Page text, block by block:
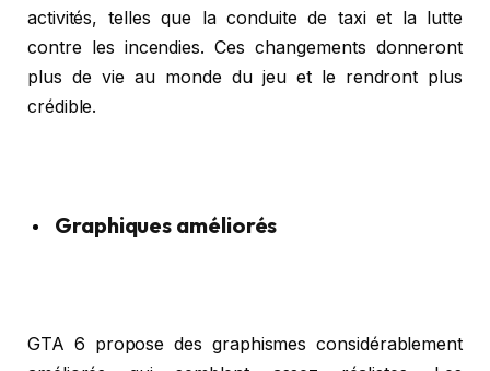
activités, telles que la conduite de taxi et la lutte
contre les incendies. Ces changements donneront
plus de vie au monde du jeu et le rendront plus
crédible.
Graphiques améliorés
GTA 6 propose des graphismes considérablement